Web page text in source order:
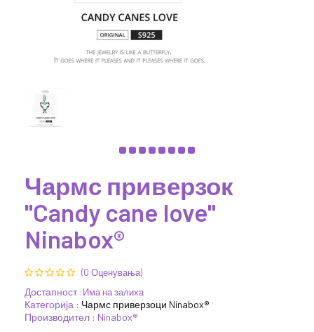
Чармс приверзок
"Candy cane love"
Ninabox®
(0 Оценувања)
Достапност :Има на залиха
Категорија : Чармс приверзоци Ninabox®
Производител : Ninabox®